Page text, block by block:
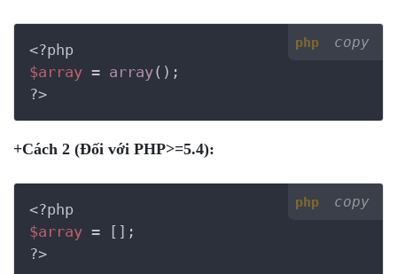
php copy
<?php
$array = array
?>
+Cách 2 (Đối với PHP>=5.4):
php copy
<?php
$array
?>